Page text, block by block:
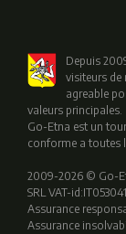
Depuis
visiteurs de
agreable
valeurs principales.
Go-Etna est un
conforme a toutes
2009-2026 © Go-
SRL VAT-
Assurance
Assurance